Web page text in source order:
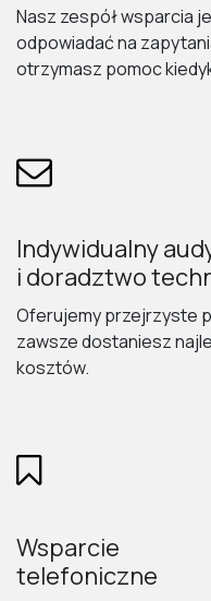
Nasz zespół wsparcia
odpowiadać na
otrzymasz pomoc
Indywidualny
i doradztwo
Oferujemy przejrzyste
zawsze dostaniesz
kosztów.
Wsparcie
telefoniczne